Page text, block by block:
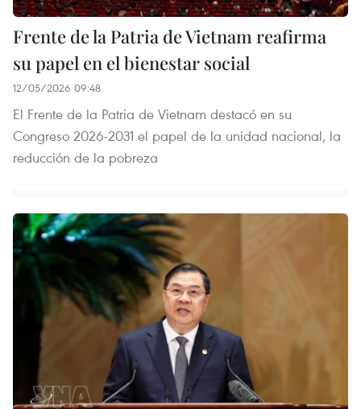
Frente de la Patria de Vietnam reafirma
su papel en el bienestar social
12/05/2026 09:48
El Frente de la Patria de Vietnam destacó en su
Congreso 2026-2031 el papel de la unidad nacional, la
reducción de la pobreza